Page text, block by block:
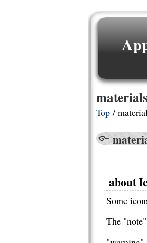
materials
Top /
about
Some
The